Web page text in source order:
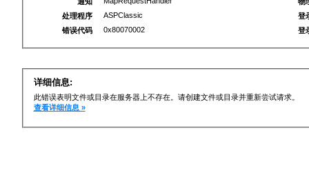
处理程序
ASPClassic
错误代码
0x80070002
登
登
详细信息:
此错误表明文件或目录在服务器上不存在。请创建文件或目录并重新尝试请求。
查看详细信息 »